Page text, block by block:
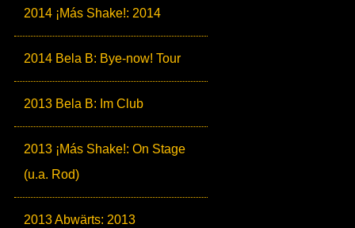
2014 ¡Más Shake!: 2014
2014 Bela B: Bye-now! Tour
2013 Bela B: Im Club
2013 ¡Más Shake!: On Stage
(u.a. Rod)
2013 Abwärts: 2013